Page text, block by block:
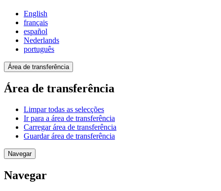
English
français
español
Nederlands
português
Área de transferência
Área de transferência
Limpar todas as selecções
Ir para a área de transferência
Carregar área de transferência
Guardar área de transferência
Navegar
Navegar